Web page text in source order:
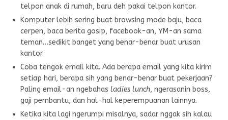
telpon anak di rumah, baru deh pakai telpon kantor.
Komputer lebih sering buat browsing mode baju, baca
cerpen, baca berita gosip, facebook-an, YM-an sama
teman…sedikit banget yang benar-benar buat urusan
kantor.
Coba tengok email kita. Ada berapa email yang kita kirim
setiap hari, berapa sih yang benar-benar buat pekerjaan?
Paling email-an ngebahas ladies lunch, ngerasanin boss,
gaji pembantu, dan hal-hal keperempuanan lainnya.
Ketika kita lagi ngerumpi misalnya, sadar nggak sih kalau